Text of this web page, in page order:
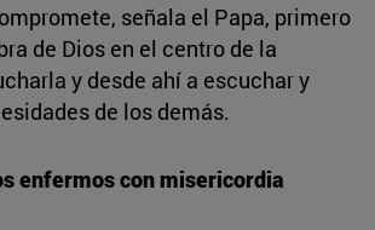
señala el Papa, primero
de Dios en el centro de la
y desde ahí a escuchar y
de los demás.
enfermos con misericordia